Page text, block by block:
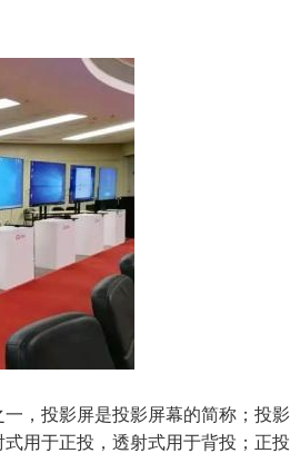
，投影屏是投影屏幕的简称；投
用于正投，透射式用于背投；正